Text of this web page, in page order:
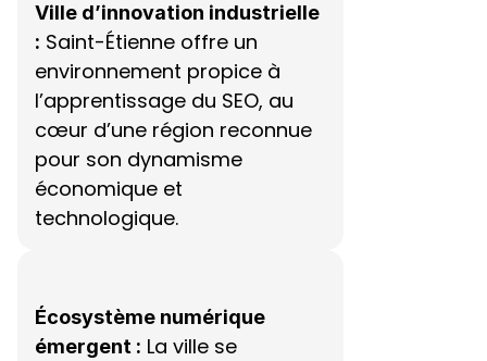
Ville d’innovation industrielle
: Saint-Étienne offre un
environnement propice à
l’apprentissage du SEO, au
cœur d’une région reconnue
pour son dynamisme
économique et
technologique.
Écosystème numérique
émergent : La ville se